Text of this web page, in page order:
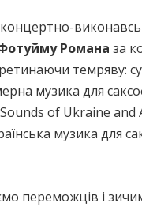
Романа за
темряву:
музика для
of Ukraine and
музика для
переможців і